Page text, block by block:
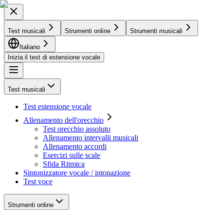
Test musicali Strumenti online Strumenti musicali
Italiano
Inizia il test di estensione vocale
Test musicali
Test estensione vocale
Allenamento dell'orecchio
Test orecchio assoluto
Allenamento intervalli musicali
Allenamento accordi
Esercizi sulle scale
Sfida Ritmica
Sintonizzatore vocale / intonazione
Test voce
Strumenti online